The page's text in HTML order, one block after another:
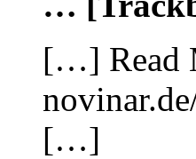
[…] Read
[…]